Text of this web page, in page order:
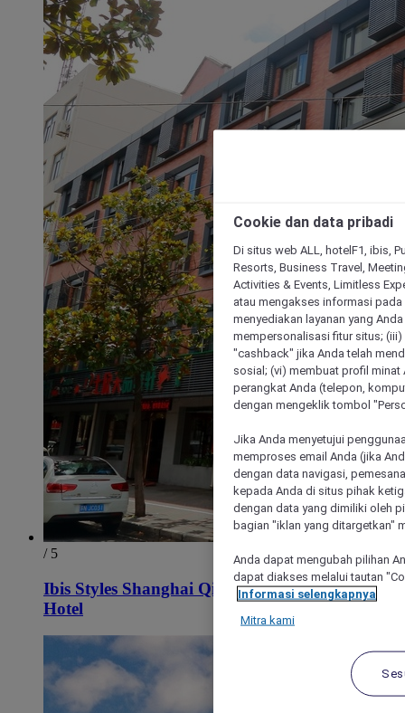
/ 5
Ibis Styles Shanghai Qingpu Sports Center
Hotel
Cookie dan data pribadi
Di situs web ALL, hotelF1, ibis,
Resorts, Business Travel,
Activities & Events, Limitless
atau mengakses informasi
menyediakan layanan yang
mempersonalisasi fitur situs;
"cashback" jika Anda telah
sosial; (vi) membuat profil
perangkat Anda (telepon,
dengan mengeklik tombol
Jika Anda menyetujui
memproses email Anda (jika
dengan data navigasi,
kepada Anda di situs pihak
dengan data yang dimiliki oleh
bagian "iklan yang ditargetkan"
Anda dapat mengubah pilihan
dapat diakses melalui tautan
Informasi selengkapnya
Mitra kami